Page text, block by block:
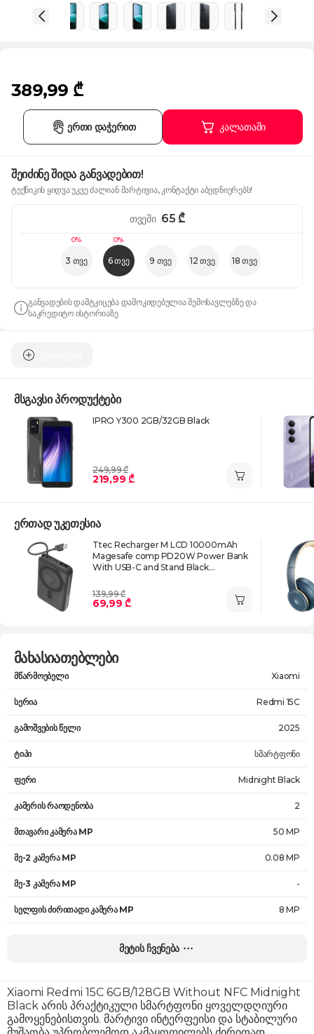
389,99 ₾
კალათაში
ერთი დაჭერით
შეიძინე შიდა განვადებით!
ტექნიკის ყიდვა უკვე ძალიან მარტივია, კონტაქტი აბედნიერებს!
0%
3 თვე
0%
6 თვე 9 თვე 12 თვე 18 თვე
თვეში 65₾
განვადების დამტკიცება დამოკიდებულია შემოსავლებზე და
საკრედიტო ისტორიაზე
მსგავსი პროდუქტები
IPRO Y300 2GB/32GB Black
249,99 ₾
219,99 ₾
ერთად უკეთესია
Ttec Recharger M LCD 10000mAh
Magesafe comp PD20W Power Bank
With USB-C and Stand Black
139,99 ₾
69,99 ₾
მახასიათებლები
მწარმოებელი Xiaomi
სერია Redmi 15C
გამოშვების წელი 2025
ტიპი სმარტფონი
ფერი Midnight Black
კამერის რაოდენობა 2
მთავარი კამერა MP 50 MP
მე-2 კამერა MP 0.08 MP
მე-3 კამერა MP -
სელფის ძირითადი კამერა MP 8 MP
ვიდეოს გარჩევადობა 1080p@30fps
HDR მხარდაჭერა არა
მეტის ჩვენება
Xiaomi Redmi 15C 6GB/128GB Without NFC Midnight
Black არის პრაქტიკული სმარტფონი ყოველდღიური
გამოყენებისთვის. მარტივი ინტერფეისი და სტაბილური